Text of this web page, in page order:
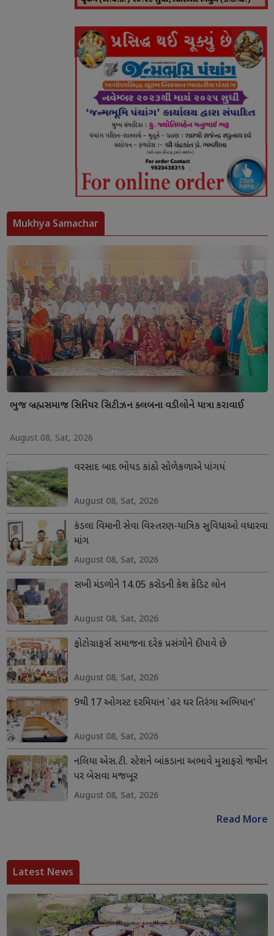
Mukhya Samachar
ભુજ બ્રહ્મસમાજ સિનિયર સિટીઝન ક્લબના વડીલોને યાત્રા કરાવાઈ
August 08, Sat, 2026
વરસાદ બાદ ભોયડ કાંઠો સોળેકળાએ પાંગર્યો
August 08, Sat, 2026
કંડલા વિમાની સેવા વિસ્તરણ-યાત્રિક સુવિધાઓ વધારવા
માંગ
August 08, Sat, 2026
સખી મંડળોને 14.05 કરોડની કેશ ક્રેડિટ લોન
August 08, Sat, 2026
ફોટોગ્રાફર્સ સમાજના દરેક પ્રસંગોને દીપાવે છે
August 08, Sat, 2026
9થી 17 ઓગસ્ટ દરમિયાન `હર ઘર તિરંગા અભિયાન'
August 08, Sat, 2026
નલિયા એસ.ટી. સ્ટેશને બાંકડાના અભાવે મુસાફરો જમીન
પર બેસવા મજબૂર
August 08, Sat, 2026
Read More
Latest News